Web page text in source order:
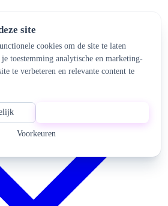
site
cookies om de site te laten
toestemming analytische en marketing-
te verbeteren en relevante content te
Voorkeuren